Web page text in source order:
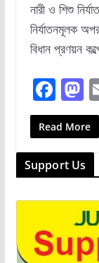
নারী ও শিশু
নির্যাতনমূলক
বিধান প্রণয়ন
F
a
c
e
b
o
k
a
st
o
d
o
n
Read More
Support Us